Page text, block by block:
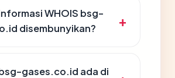
WHOIS bsg-
disembunyikan?
gases.co.id ada di